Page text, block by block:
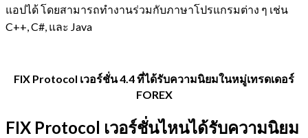
แอปได้ โดยสามารถทำงานร่วมกับภาษาโปรแกรมต่าง ๆ เช่น
C++, C#, และ Java
FIX Protocol เวอร์ชั่น 4.4 ที่ได้รับความนิยมในหมู่เทรดเดอร์
FOREX
FIX Protocol เวอร์ชั่นไหนได้รับความนิยม